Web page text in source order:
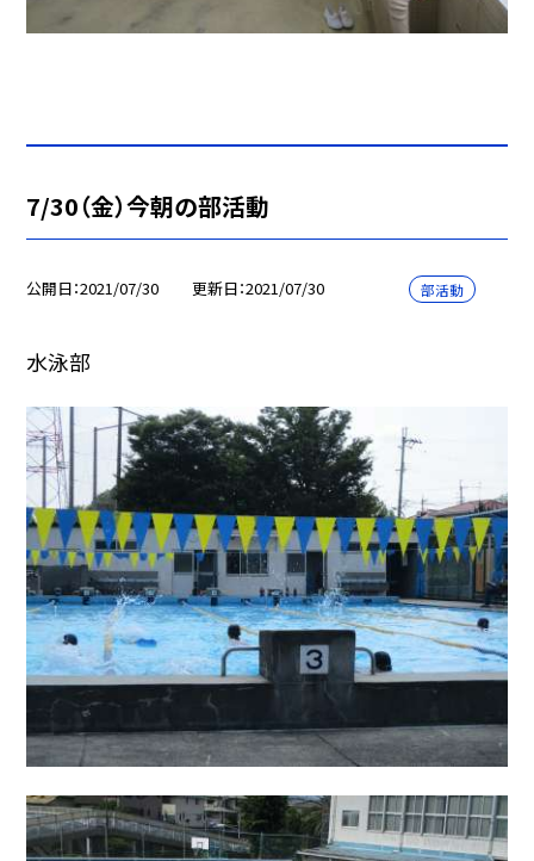
7/30（金）今朝の部活動
公開日 2021/07/30 更新日 2021/07/30 部活動
水泳部